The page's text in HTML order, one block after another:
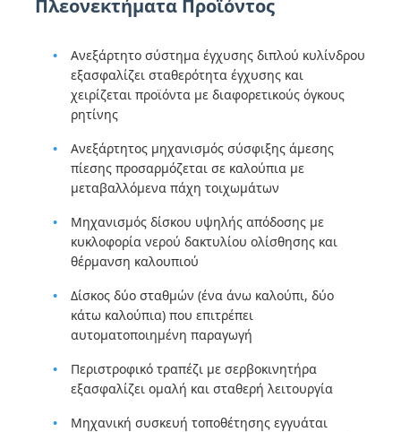
Πλεονεκτήματα Προϊόντος
Ανεξάρτητο σύστημα έγχυσης διπλού κυλίνδρου
εξασφαλίζει σταθερότητα έγχυσης και
χειρίζεται προϊόντα με διαφορετικούς όγκους
ρητίνης
Ανεξάρτητος μηχανισμός σύσφιξης άμεσης
πίεσης προσαρμόζεται σε καλούπια με
μεταβαλλόμενα πάχη τοιχωμάτων
Μηχανισμός δίσκου υψηλής απόδοσης με
κυκλοφορία νερού δακτυλίου ολίσθησης και
θέρμανση καλουπιού
Δίσκος δύο σταθμών (ένα άνω καλούπι, δύο
κάτω καλούπια) που επιτρέπει
αυτοματοποιημένη παραγωγή
Περιστροφικό τραπέζι με σερβοκινητήρα
εξασφαλίζει ομαλή και σταθερή λειτουργία
Μηχανική συσκευή τοποθέτησης εγγυάται